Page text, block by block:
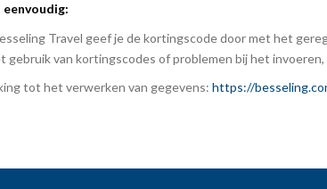
Travel geef je de kortingscode door met het
gebruik van kortingscodes of problemen bij het
tot het verwerken van gegevens: https://